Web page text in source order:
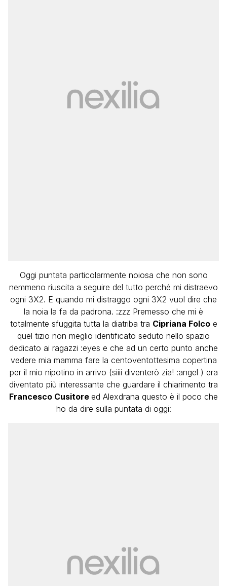
Oggi puntata particolarmente noiosa che non sono
nemmeno riuscita a seguire del tutto perché mi distraevo
ogni 3X2. E quando mi distraggo ogni 3X2 vuol dire che
la noia la fa da padrona. :zzz Premesso che mi è
totalmente sfuggita tutta la diatriba tra Cipriana Folcoe
quel tizio non meglio identificato seduto nello spazio
dedicato ai ragazzi :eyes e che ad un certo punto anche
vedere mia mamma fare la centoventottesima copertina
per il mio nipotino in arrivo (siiii diventerò zia! :angel ) era
diventato più interessante che guardare il chiarimento tra
Francesco Cusitore ed Alexdrana questo è il poco che
ho da dire sulla puntata di oggi: